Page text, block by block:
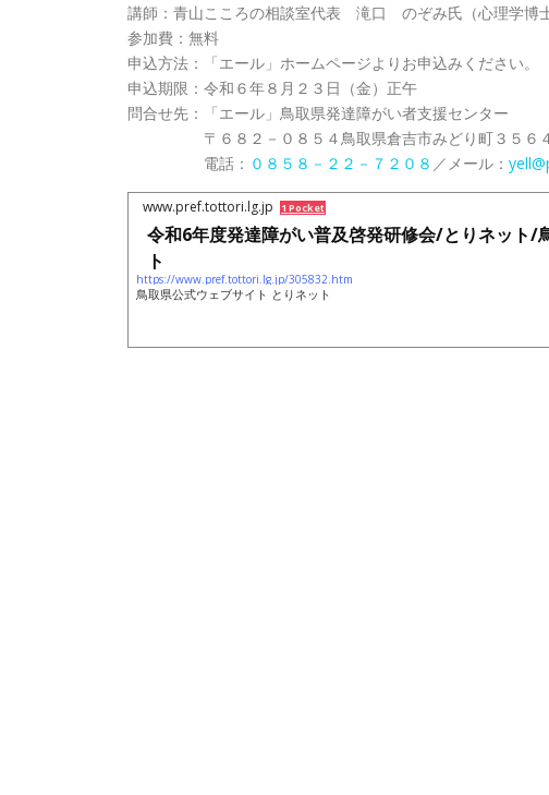
講師：青山こころの相談室代表 滝口 のぞみ氏（心理学博士
参加費：無料
申込方法：「エール」ホームページよりお申込みください。
申込期限：令和６年８月２３日（金）正午
問合せ先：「エール」鳥取県発達障がい者支援センター
〒６８２－０８５４鳥取県倉吉市みどり町３５６４
電話： ０８５８－２２－７２０８ ／メール：
www.pref.tottori.lg.jp 1 Pocket
令和6年度発達障がい普及啓発研修会/とりネット/
ト
https://www.pref.tottori.lg.jp/305832.htm
鳥取県公式ウェブサイト とりネット